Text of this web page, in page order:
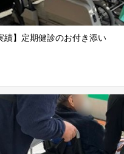
績】定期健診のお付き添い